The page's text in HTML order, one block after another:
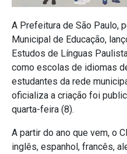
A Prefeitura de São Paulo,
Municipal de Educação,
Estudos de Línguas
como escolas de idiomas
estudantes da rede
oficializa a criação foi
quarta-feira (8).
A partir do ano que vem, o
inglês, espanhol, francês,